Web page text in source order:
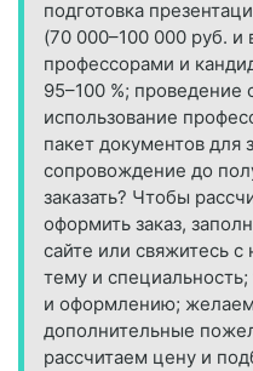
подготовка
(70 000–100 000 руб.
профессорами и
95–100 %; проведение
использование
пакет документов для
сопровождение до
заказать? Чтобы
оформить заказ,
сайте или свяжитесь
тему и
и оформлению;
дополнительные
рассчитаем цену и